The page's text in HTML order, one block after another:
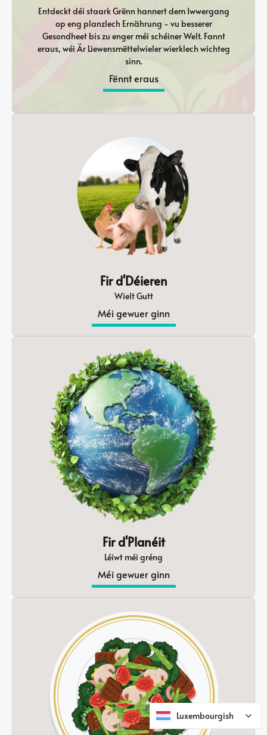
Entdeckt déi staark Grënn hannert dem Iwwergang
op eng planzlech Ernährung - vu besserer
Gesondheet bis zu enger méi schéiner Welt. Fannt
eraus, wéi Är Liewensmëttelwieler wierklech wichteg
sinn.
Fënnt eraus
Fir d'Déieren
Wielt Gutt
Méi gewuer ginn
Fir d'Planéit
Léiwt méi gréng
Méi gewuer ginn
Luxembourgish
Luxembourgish